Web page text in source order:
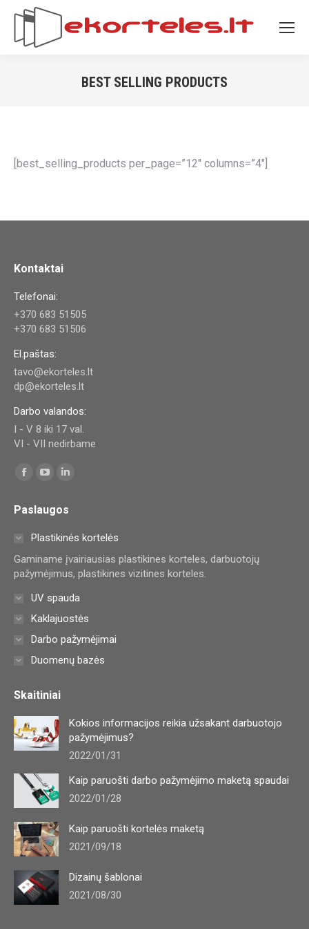
BEST SELLING PRODUCTS
[best_selling_products per_page=”12″ columns=”4″]
Kontaktai
Telefonai:
+370 683 51505
+370 683 51506
El.paštas:
tavo@ekorteles.lt
dp@ekorteles.lt
Darbo valandos:
I - V 8 iki 17 val.
VI - VII nedirbame
Find us on:
Facebook
opens
window
opens
in
window
opens
in
window
Paslaugos
Plastikinės kortelės
Gaminame įvairiausias plastikines korteles, darbuotojų
pažymėjimus, plastikines vizitines korteles.
UV spauda
Kaklajuostės
Darbo pažymėjimai
Duomenų bazės
Skaitiniai
Kokios informacijos reikia užsakant darbuotojo
pažymėjimus?
2022/01/31
Kaip paruošti darbo pažymėjimo maketą spaudai
2022/01/28
Kaip paruošti kortelės maketą
2021/09/18
Dizainų šablonai
2021/08/30